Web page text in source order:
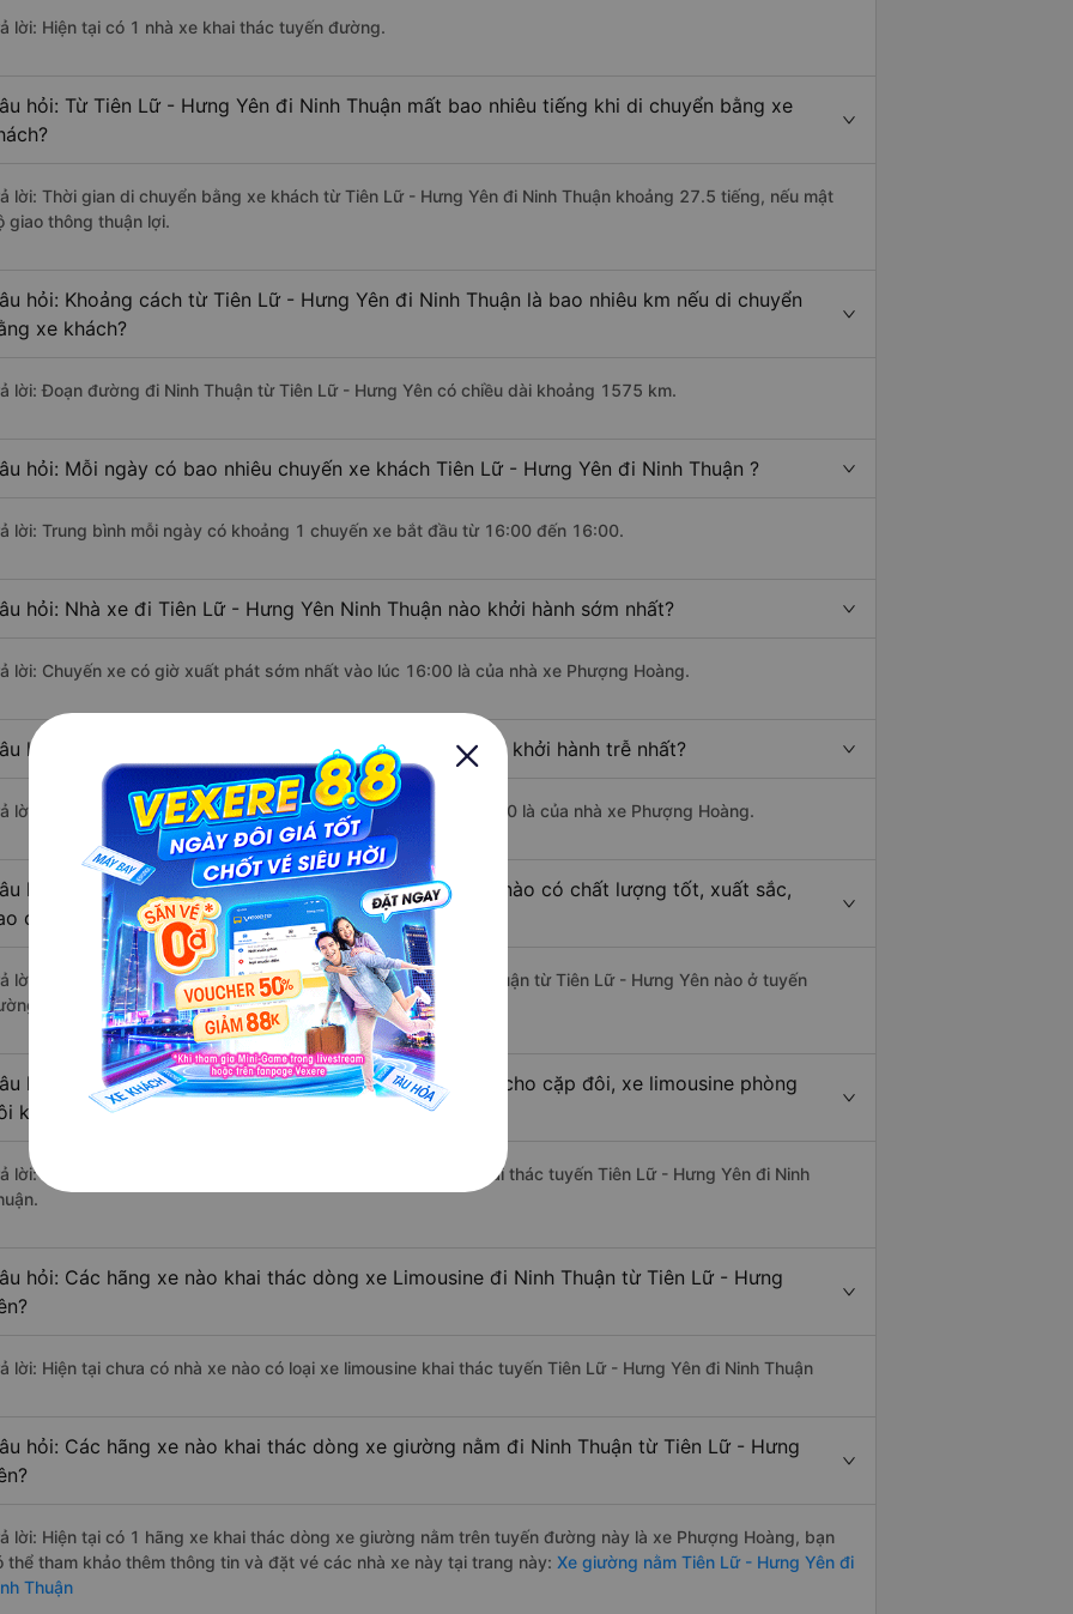
lời: Hiện tại có 1 nhà xe khai thác tuyến đường.
hỏi: Từ Tiên Lữ - Hưng Yên đi Ninh Thuận mất bao nhiêu tiếng khi di chuyển bằng xe
lời: Thời gian di chuyển bằng xe khách từ Tiên Lữ - Hưng Yên đi Ninh Thuận khoảng 27.5 tiếng, nếu mật
giao thông thuận lợi.
hỏi: Khoảng cách từ Tiên Lữ - Hưng Yên đi Ninh Thuận là bao nhiêu km nếu di chuyển
xe khách?
lời: Đoạn đường đi Ninh Thuận từ Tiên Lữ - Hưng Yên có chiều dài khoảng 1575 km.
hỏi: Mỗi ngày có bao nhiêu chuyến xe khách Tiên Lữ - Hưng Yên đi Ninh Thuận ?
lời: Trung bình mỗi ngày có khoảng 1 chuyến xe bắt đầu từ 16:00 đến 16:00.
hỏi: Nhà xe đi Tiên Lữ - Hưng Yên Ninh Thuận nào khởi hành sớm nhất?
lời: Chuyến xe có giờ xuất phát sớm nhất vào lúc 16:00 là của nhà xe Phượng Hoàng.
hỏi: Nhà xe đi Ninh Thuận từ Tiên Lữ - Hưng Yên nào khởi hành trễ nhất?
lời: Chuyến xe có giờ xuất phát trễ (muộn) nhất là vào lúc 16:00 là của nhà xe Phượng Hoàng.
hỏi: Review xe đi Ninh Thuận từ Tiên Lữ - Hưng Yên nào có chất lượng tốt, xuất sắc,
cấp nhất?
lời: Tạm thời chưa đủ review để đánh giá có nhà xe đi Ninh Thuận từ Tiên Lữ - Hưng Yên nào ở tuyến
này có chất lượng xuất sắc.
hỏi: Có loại xe Tiên Lữ - Hưng Yên Ninh Thuận dành cho cặp đôi, xe limousine phòng
không?
lời: Hiện tại chưa có nhà xe nào có loại xe giường nằm đôi khai thác tuyến Tiên Lữ - Hưng Yên đi Ninh
hỏi: Các hãng xe nào khai thác dòng xe Limousine đi Ninh Thuận từ Tiên Lữ - Hưng
lời: Hiện tại chưa có nhà xe nào có loại xe limousine khai thác tuyến Tiên Lữ - Hưng Yên đi Ninh Thuận
hỏi: Các hãng xe nào khai thác dòng xe giường nằm đi Ninh Thuận từ Tiên Lữ - Hưng
lời: Hiện tại có 1 hãng xe khai thác dòng xe giường nằm trên tuyến đường này là xe Phượng Hoàng, bạn
thể tham khảo thêm thông tin và đặt vé các nhà xe này tại trang này: Xe giường nằm Tiên Lữ - Hưng Yên đi
Thuận